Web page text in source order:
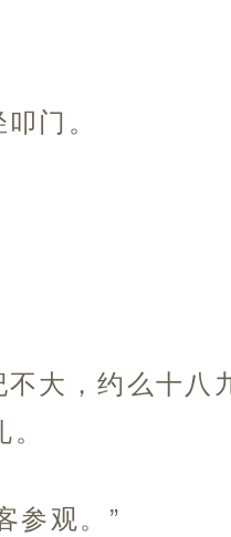
门。
大，约么十八
参观。”